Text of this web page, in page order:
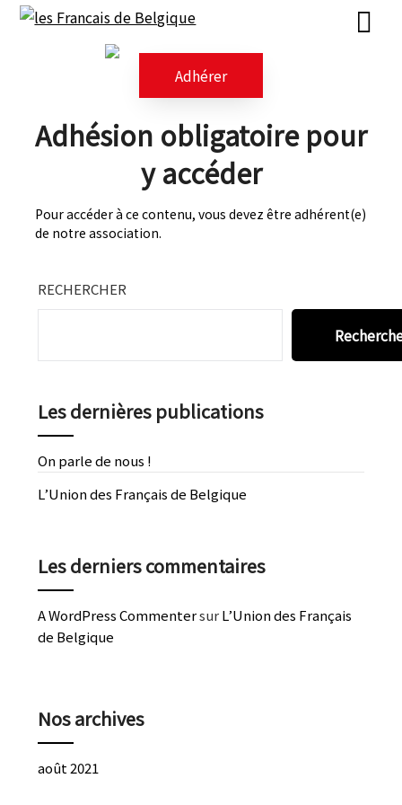
Skip
Skip
Adhérer
Adhésion obligatoire pour
y accéder
Pour accéder à ce contenu, vous devez être adhérent(e)
de notre association.
RECHERCHER
Les dernières publications
On parle de nous !
L’Union des Français de Belgique
Les derniers commentaires
A WordPress CommentersurL’Union des Français
de Belgique
Nos archives
août 2021